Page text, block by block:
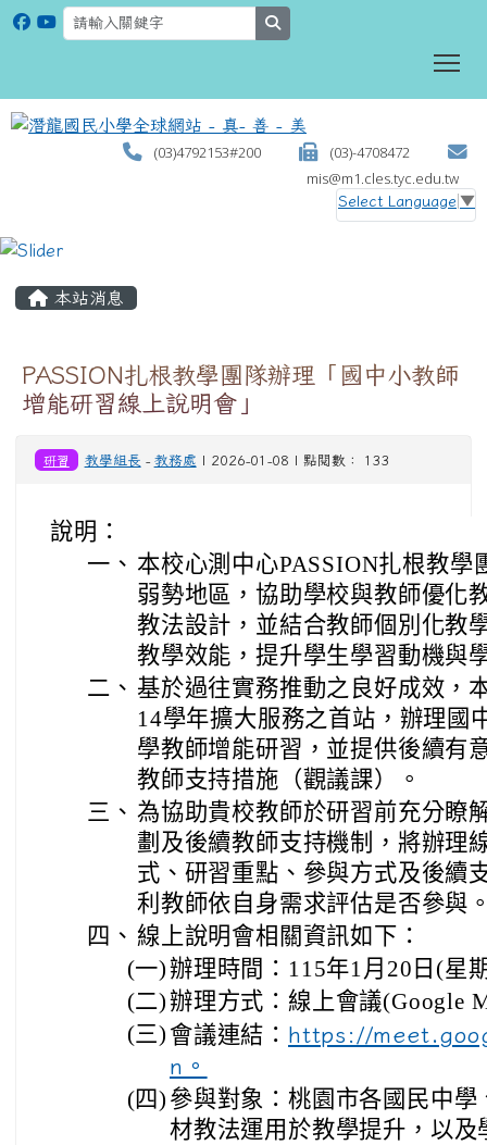
(03)4792153#200
(03)-4708472
mis@m1.cles.tyc.edu.tw
Select Language ▼
本站消息
PASSION扎根教學團隊辦理「國中小教師
增能研習線上說明會」
研習 教學組長 - 教務處 | 2026-01-08 | 點閱數： 133
說明：
一、 本校心測中心PASSION扎根教
弱勢地區，協助學校與教師優化
教法設計，並結合教師個別化教
教學效能，提升學生學習動機與
二、 基於過往實務推動之良好成效，
14學年擴大服務之首站，辦理國
學教師增能研習，並提供後續有
教師支持措施（觀議課）。
三、 為協助貴校教師於研習前充分瞭
劃及後續教師支持機制，將辦理
式、研習重點、參與方式及後續
利教師依自身需求評估是否參與
四、 線上說明會相關資訊如下：
(一)辦理時間：115年1月20日(星
(二)辦理方式：線上會議(Google
(三) 會議連結： https://
n。
(四) 參與對象：桃園市各國民中學
材教法運用於教學提升，以